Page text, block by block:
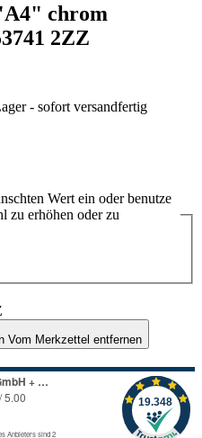
chrom
2ZZ
- sofort versandfertig
Wert ein oder benutze
zu erhöhen oder zu
Vom Merkzettel entfernen